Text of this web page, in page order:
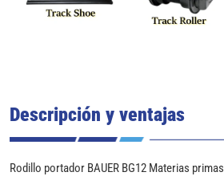
Descripción y ventajas
Rodillo portador BAUER BG12 Materias